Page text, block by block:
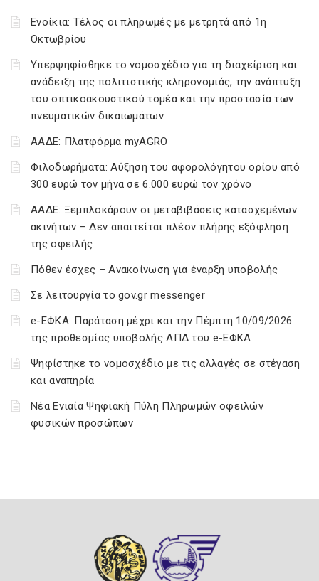
Ενοίκια: Τέλος οι πληρωμές με μετρητά από 1η
Οκτωβρίου
Υπερψηφίσθηκε το νομοσχέδιο για τη διαχείριση και
ανάδειξη της πολιτιστικής κληρονομιάς, την ανάπτυξη
του οπτικοακουστικού τομέα και την προστασία των
πνευματικών δικαιωμάτων
ΑΑΔΕ: Πλατφόρμα myAGRO
Φιλοδωρήματα: Αύξηση του αφορολόγητου ορίου από
300 ευρώ τον μήνα σε 6.000 ευρώ τον χρόνο
ΑΑΔΕ: Ξεμπλοκάρουν οι μεταβιβάσεις κατασχεμένων
ακινήτων – Δεν απαιτείται πλέον πλήρης εξόφληση
της οφειλής
Πόθεν έσχες – Ανακοίνωση για έναρξη υποβολής
Σε λειτουργία το gov.gr messenger
e-ΕΦΚΑ: Παράταση μέχρι και την Πέμπτη 10/09/2026
της προθεσμίας υποβολής ΑΠΔ του e-ΕΦΚΑ
Ψηφίστηκε το νομοσχέδιο με τις αλλαγές σε στέγαση
και αναπηρία
Νέα Ενιαία Ψηφιακή Πύλη Πληρωμών οφειλών
φυσικών προσώπων